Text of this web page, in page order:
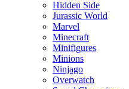
Hidden Side
Jurassic World
Marvel
Minecraft
Minifigures
Minions
Ninjago
Overwatch